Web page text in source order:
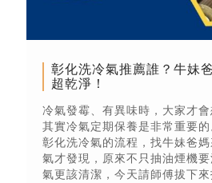
彰化洗冷氣推薦誰？牛妹
超乾淨！
冷氣發霉、有異味時，大家才
其實冷氣定期保養是非常重要
彰化洗冷氣的流程，找牛妹爸
氣才發現，原來不只抽油煙機
氣更該清潔，今天請師傅拔下